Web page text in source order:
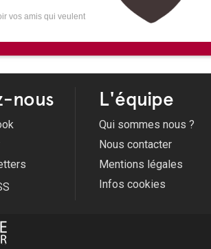
vos amis qui veulent
nous L'équipe
Qui sommes nous ?
Nous contacter
Mentions légales
Infos cookies